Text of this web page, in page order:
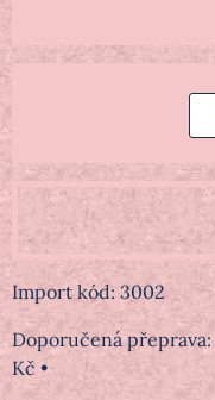
Import kód: 3002
Kč •